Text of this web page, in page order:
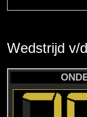
Wedstrijd v/d